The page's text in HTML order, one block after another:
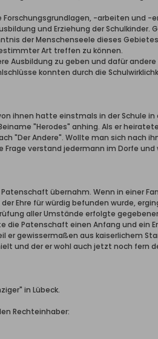
-arbeiten und -
und Erziehung der Schulkinder.
der Menschenseele dieses
Art treffen zu können.
Ausbildung zu geben und dafür
konnten durch die
ihnen hatte einstmals in der Schule in
"Herodes" anhing. Als er
"Der Andere". Wollte man sich nach
Frage verstand jedermann im Dorfe
übernahm. Wenn in einer
Ehre für würdig befunden wurde,
aller Umstände erfolgte
die Patenschaft einen Anfang und ein
er gewissermaßen aus kaiserlichem
und der er wohl auch jetzt noch fern
in Lübeck.
Rechteinhaber: